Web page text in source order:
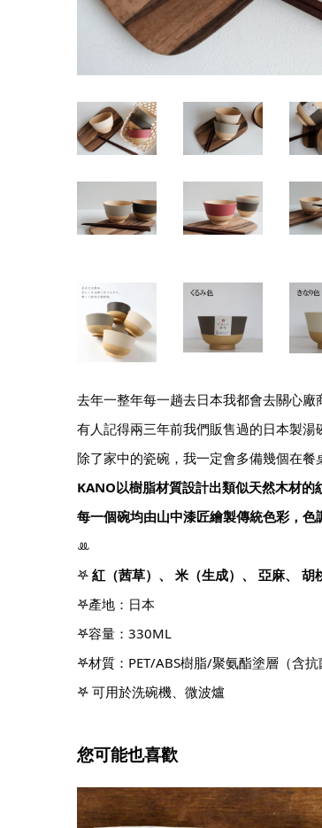
去年一整年每一趟去日本我都會去關心
有人記得兩三年前我們販售過的日本製湯
除了家中的瓷碗，我一定會多備幾個在餐
KANO以樹脂材質設計出類似天然木材的
每一個碗均由山中漆匠繪製傳統色彩，色
ꔛ
𖤐 紅（茜草）、 米（生成）、 亞麻、 胡
𖤐產地：日本
𖤐容量：330ML
𖤐材質：PET/ABS樹脂/聚氨酯塗層（含抗
𖤐 可用於洗碗機、微波爐
您可能也喜歡